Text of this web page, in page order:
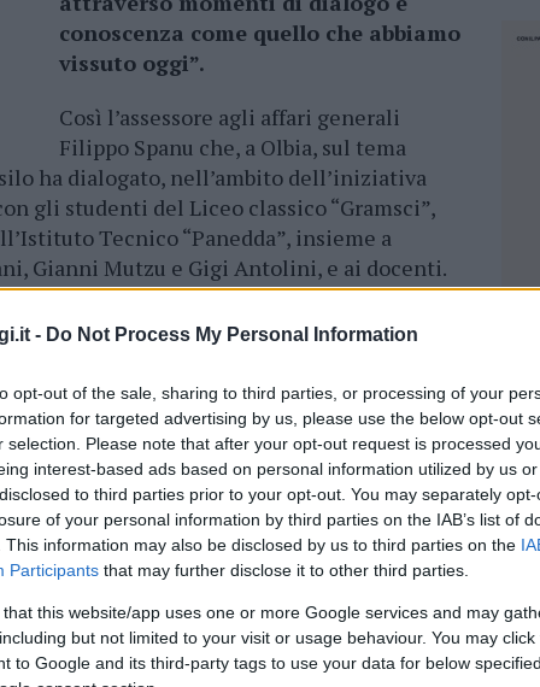
- Do Not Process My Personal Information
opt-out of the sale, sharing to third parties, or processing of your
for targeted advertising by us, please use the below opt-out
selection. Please note that after your opt-out request is processed
interest-based ads based on personal information utilized by us
to third parties prior to your opt-out. You may separately
of your personal information by third parties on the IAB’s list of
This information may also be disclosed by us to third parties on the
Participants that may further disclose it to other third parties.
that this website/app uses one or more Google services and may
but not limited to your visit or usage behaviour. You may
to Google and its third-party tags to use your data for below
conoscenza come quello che abbiamo
vissuto oggi”.
Così l’assessore agli affari generali
Filippo Spanu che, a Olbia, sul tema
ha dialogato, nell’ambito dell’iniziativa
gli studenti del Liceo classico “Gramsci”,
Tecnico “Panedda”, insieme a
Gianni Mutzu e Gigi Antolini, e ai docenti.
intervenuti inoltre l’assessore
alla pubblica Istruzione del Comune di
Genet Woldu Keflay e Michele
per richiedenti asilo “Donnedda”,
nella struttura.
hanno raggiunto la Sardegna a bordo
loro coetanei hanno raccontato il viaggio,
Mediterrraneo, tra pericoli, violenze e
“La Regione incontra le scuole”
– giovani attenti e curiosi e abituati a
mondi. Olbia da questo punto di vistaè